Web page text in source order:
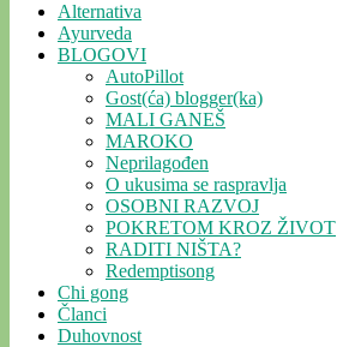
Alternativa
Ayurveda
BLOGOVI
AutoPillot
Gost(ća) blogger(ka)
MALI GANEŠ
MAROKO
Neprilagođen
O ukusima se raspravlja
OSOBNI RAZVOJ
POKRETOM KROZ ŽIVOT
RADITI NIŠTA?
Redemptisong
Chi gong
Članci
Duhovnost